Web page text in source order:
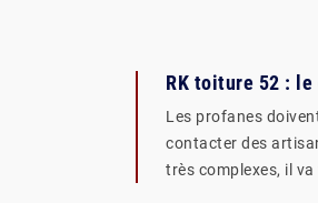
RK toiture 52 :
Les profanes
contacter des
très complexes, il